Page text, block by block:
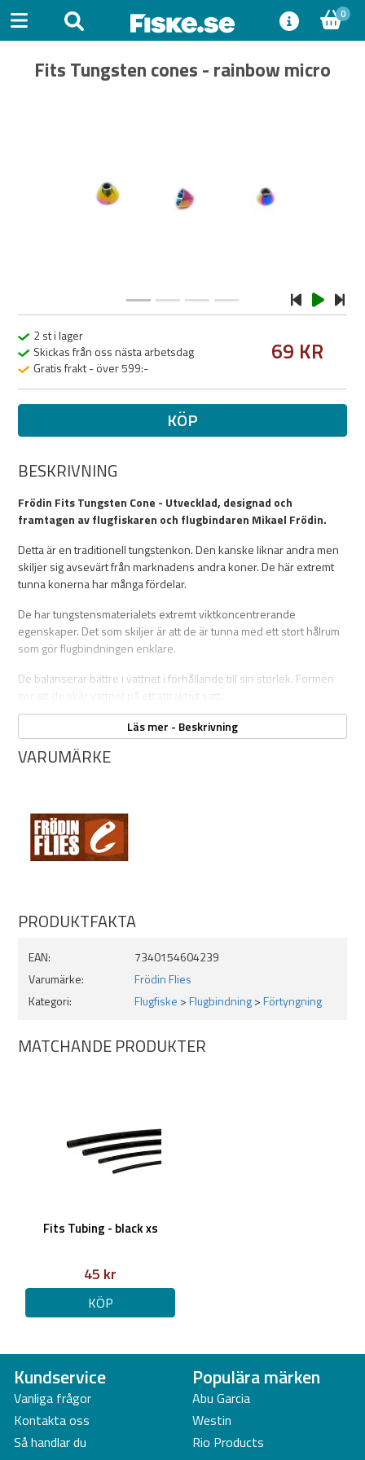
0
Fits Tungsten cones - rainbow micro
2 st i lager
Skickas från oss nästa arbetsdag
Gratis frakt - över 599:-
69 KR
KÖP
BESKRIVNING
Frödin Fits Tungsten Cone - Utvecklad, designad och
framtagen av flugfiskaren och flugbindaren Mikael Frödin.
Detta är en traditionell tungstenkon. Den kanske liknar andra men
skiljer sig avsevärt från marknadens andra koner. De här extremt
tunna konerna har många fördelar.
De har tungstensmaterialets extremt viktkoncentrerande
egenskaper. Det som skiljer är att de är tunna med ett stort hålrum
som gör flugbindningen enklare.
De balanserar bättre i vattnet i förhållande till sin storlek. Formen
Micro: 4 mm diameter
Vikt: 0,2 g
10-pack
Läs mer - Beskrivning
VARUMÄRKE
PRODUKTFAKTA
EAN:
7340154604239
Varumärke:
Frödin Flies
Kategori:
Flugfiske >Flugbindning>Förtyngning
MATCHANDE PRODUKTER
Fits Tubing - black xs
45 kr
KÖP
Kundservice
Vanliga frågor
Kontakta oss
Så handlar du
Populära märken
Abu Garcia
Westin
Rio Products